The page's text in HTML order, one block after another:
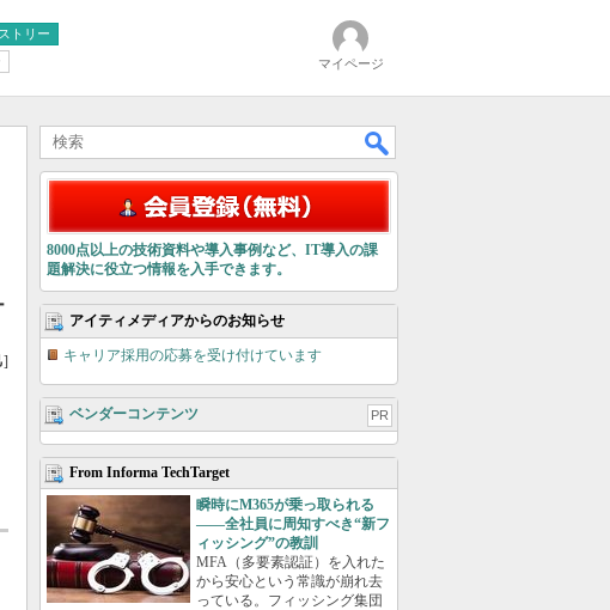
トリー
マイページ
]
8000点以上の技術資料や導入事例など、IT導入の課
題解決に役立つ情報を入手できます。
アイティメディアからのお知らせ
キャリア採用の応募を受け付けています
ベンダーコンテンツ PR
From Informa TechTarget
瞬時にM365が乗っ取られる
――全社員に周知すべき“新フ
ィッシング”の教訓
MFA（多要素認証）を入れた
から安心という常識が崩れ去
っている。フィッシング集団